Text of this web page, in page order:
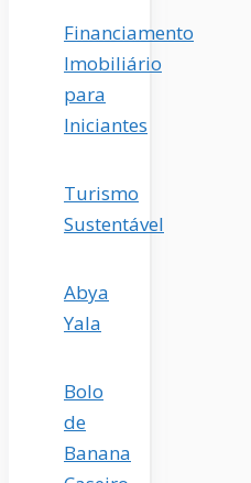
Financiamento
Imobiliário
para
Iniciantes
Turismo
Sustentável
Abya
Yala
Bolo
de
Banana